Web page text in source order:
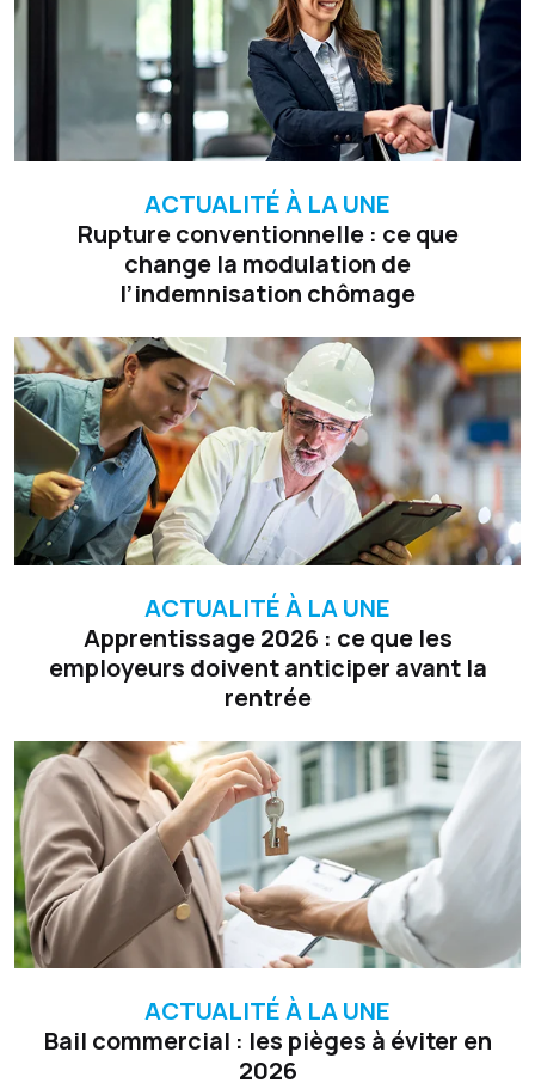
ACTUALITÉ À LA UNE
Rupture conventionnelle : ce que
change la modulation de
l’indemnisation chômage
ACTUALITÉ À LA UNE
Apprentissage 2026 : ce que les
employeurs doivent anticiper avant la
rentrée
ACTUALITÉ À LA UNE
Bail commercial : les pièges à éviter en
2026